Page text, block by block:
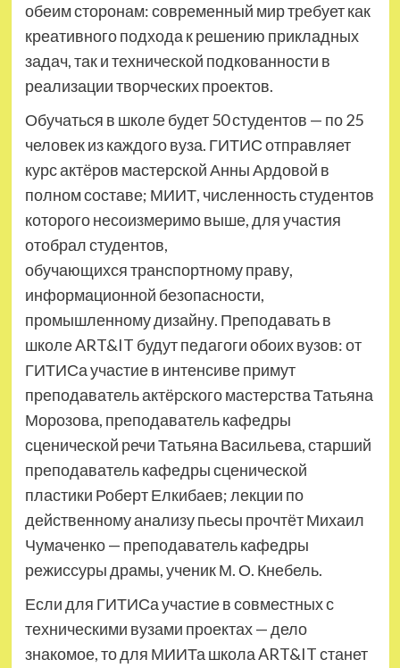
обеим сторонам: современный мир требует как
креативного подхода к решению прикладных
задач, так и технической подкованности в
реализации творческих проектов.
Обучаться в школе будет 50 студентов — по 25
человек из каждого вуза. ГИТИС отправляет
курс актёров мастерской Анны Ардовой в
полном составе; МИИТ, численность студентов
которого несоизмеримо выше, для участия
отобрал студентов,
обучающихся транспортному праву,
информационной безопасности,
промышленному дизайну. Преподавать в
школе ART&IT будут педагоги обоих вузов: от
ГИТИСа участие в интенсиве примут
преподаватель актёрского мастерства Татьяна
Морозова, преподаватель кафедры
сценической речи Татьяна Васильева, старший
преподаватель кафедры сценической
пластики Роберт Елкибаев; лекции по
действенному анализу пьесы прочтёт Михаил
Чумаченко — преподаватель кафедры
режиссуры драмы, ученик М. О. Кнебель.
Если для ГИТИСа участие в совместных с
техническими вузами проектах — дело
знакомое, то для МИИТа школа ART&IT станет